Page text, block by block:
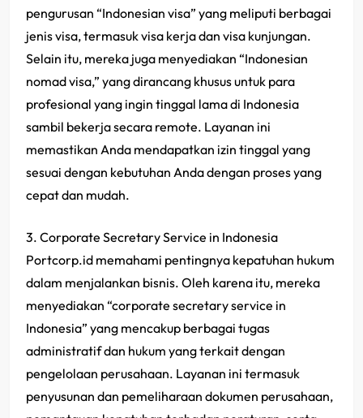
pengurusan “Indonesian visa” yang meliputi berbagai
jenis visa, termasuk visa kerja dan visa kunjungan.
Selain itu, mereka juga menyediakan “Indonesian
nomad visa,” yang dirancang khusus untuk para
profesional yang ingin tinggal lama di Indonesia
sambil bekerja secara remote. Layanan ini
memastikan Anda mendapatkan izin tinggal yang
sesuai dengan kebutuhan Anda dengan proses yang
cepat dan mudah.
3. Corporate Secretary Service in Indonesia
Portcorp.id memahami pentingnya kepatuhan hukum
dalam menjalankan bisnis. Oleh karena itu, mereka
menyediakan “corporate secretary service in
Indonesia” yang mencakup berbagai tugas
administratif dan hukum yang terkait dengan
pengelolaan perusahaan. Layanan ini termasuk
penyusunan dan pemeliharaan dokumen perusahaan,